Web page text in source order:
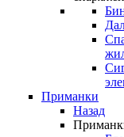
Приманки
Назад